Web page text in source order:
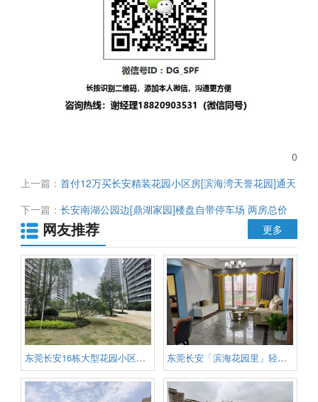
0
上一篇：首付12万买长安精装花园小区房[滨海湾天誉花园]通天
然气 自带停车场 大润发超市 可分期8-10年
下一篇：长安南湖公园边[鼎湖家园]楼盘自带停车场 两房总价
18.8万 户型方正采光 首付3成 可无条件分期10年
网友推荐 更多
东莞长安16栋大型花园小区《滨海 东莞长安「滨海花园里」轻轨西站